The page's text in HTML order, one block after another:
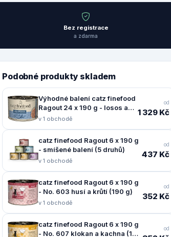
Bez registrace
a zdarma
Podobné produkty skladem
Výhodné balení catz finefood
Ragout 24 x 190 g - losos a
divoká kachna
v 1 obchodě
od
1 329 Kč
catz finefood Ragout 6 x 190 g
- smíšené balení (5 druhů)
v 1 obchodě
od
437 Kč
catz finefood Ragout 6 x 190 g
- No. 603 husí a krůtí (190 g)
v 1 obchodě
od
352 Kč
catz finefood Ragout 6 x 190 g
- No. 607 klokan a kachna (190
od